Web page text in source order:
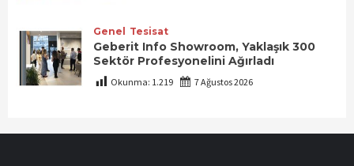
Genel Tesisat
Geberit Info Showroom, Yaklaşık 300
Sektör Profesyonelini Ağırladı
Okunma: 1.219 7 Ağustos 2026